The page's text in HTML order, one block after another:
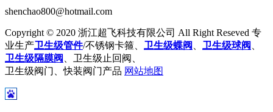
shenchao800@hotmail.com
Copyright © 2020 浙江超飞科技有限公司 All Right Reseved 专
业生产卫生级管件/不锈钢卡箍、 卫生级蝶阀 、 卫生级球阀 、
卫生级隔膜阀 、卫生级止回阀、
卫生级阀门、快装阀门产品 网站地图